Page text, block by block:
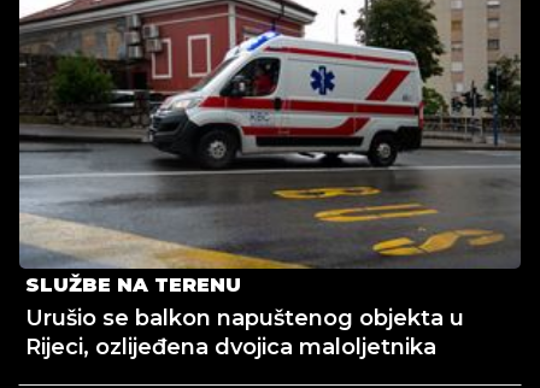
SLUŽBE NA TERENU
Urušio se balkon napuštenog objekta u
Rijeci, ozlijeđena dvojica maloljetnika